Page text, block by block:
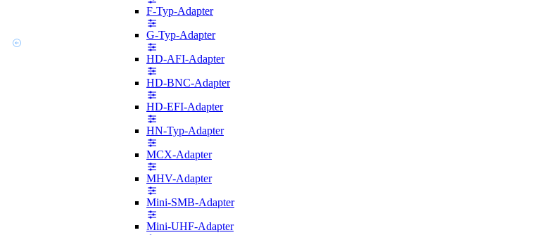
F-Typ-Adapter
G-Typ-Adapter
HD-AFI-Adapter
HD-BNC-Adapter
HD-EFI-Adapter
HN-Typ-Adapter
MCX-Adapter
MHV-Adapter
Mini-SMB-Adapter
Mini-UHF-Adapter